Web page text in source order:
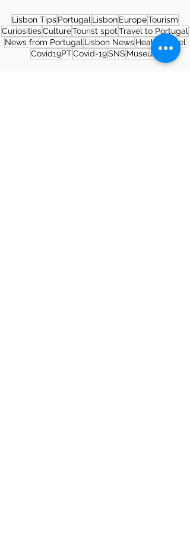
Lisbon TipsPortugal LisbonEuropeTourism
CuriositiesCultureTourist spotTravel to Portugal
News from Portugal Lisbon News Health
Travel
Covid19PTCovid-19SNS Museum